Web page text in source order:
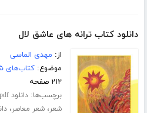
دانلود کتاب ترانه های عاشق لال
از: مهدی الماسی
موضوع:کتاب‌های
۲۱۲ صفحه
برچسب‌ها:دانلود pdf کتاب های مهدی الماسی
شعر،شعر معاصر،